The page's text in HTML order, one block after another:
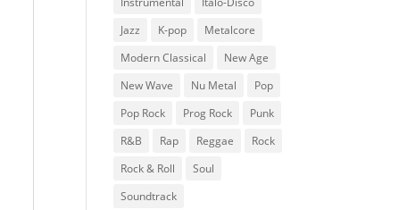
Jazz
K-pop
Metalcore
Modern Classical
New Age
New Wave
Nu Metal
Pop
Pop Rock
Prog Rock
Punk
R&B
Rap Reggae
Rock
Rock & Roll
Soul
Soundtrack